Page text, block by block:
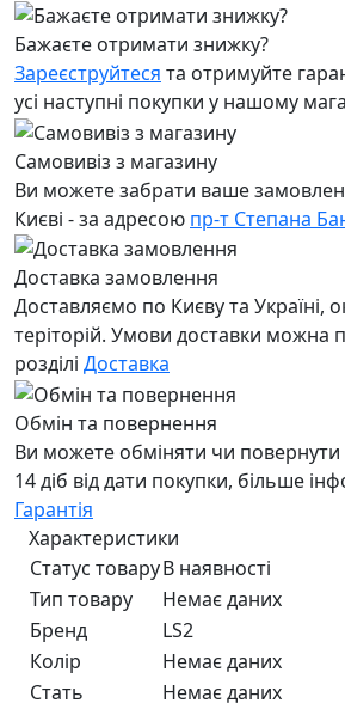
Бажаєте отримати знижку?
Зареєструйтеся та отримуйте
усі наступні покупки у нашому
Самовивіз з магазину
Ви можете забрати ваше
Києві - за адресою пр-т Степана
Доставка замовлення
Доставляємо по Києву та Україні,
теріторій. Умови доставки можна
розділі Доставка
Обмін та повернення
Ви можете обміняти чи
14 діб від дати покупки, більше
Гарантія
Характеристики
Статус товаруВ наявності
Тип товару
Немає даних
Бренд
LS2
Колір
Немає даних
Стать
Немає даних